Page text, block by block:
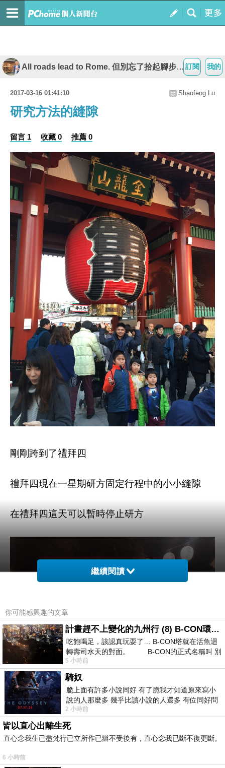
我的
訂閱
All roads lead to Rome. 但別忘了拾起腳步再繼續
2017-03-16 01:41:10 Shaofeng Lu
研究方法的縫隙
留言 1 收藏 0 推薦 0
剛剛跨到了禮拜四
禮拜四現在一星期研方固定行程中的小小縫隙
在禮拜四這天可以暫時停止研方
繼續閱讀
你可能感興趣的文章
計畫趕不上變化的九州行 (8) B-CON環球塔
吃飽喝足，該認真玩耍了… B-CON塔就在活魚迴
轉壽司水天的對面。 B-CON的正式名稱叫 別
5 小時前
騎奴
脆上面有許多小說同好 有了脆我才知道原來寫小
說的人那麼多 幾乎比讀小說的人還多 有位同好問
了一個問題 她說為什麼高中文學獎的
2 小時前
皆以直心出離生死
直心念我生已盡梵行已立所作已辦不受後有，直心念我已斷不復更斷。
6 小時前